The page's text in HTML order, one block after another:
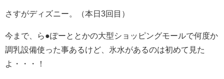
さすがディズニー。（本日3回目）
今まで、ら●ぽーととかの大型ショッピングモールで何度か
調乳設備使った事あるけど、氷水があるのは初めて見た
よ・・・！